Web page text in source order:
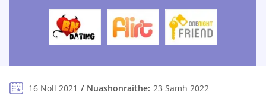
16 Noll 2021 Nuashonraithe: 23 Samh 2022